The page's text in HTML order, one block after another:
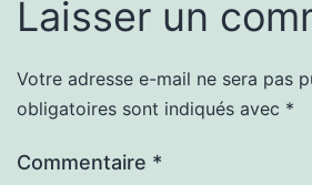
Laisser un
Votre adresse e-mail ne sera pas
obligatoires sont indiqués avec *
Commentaire *